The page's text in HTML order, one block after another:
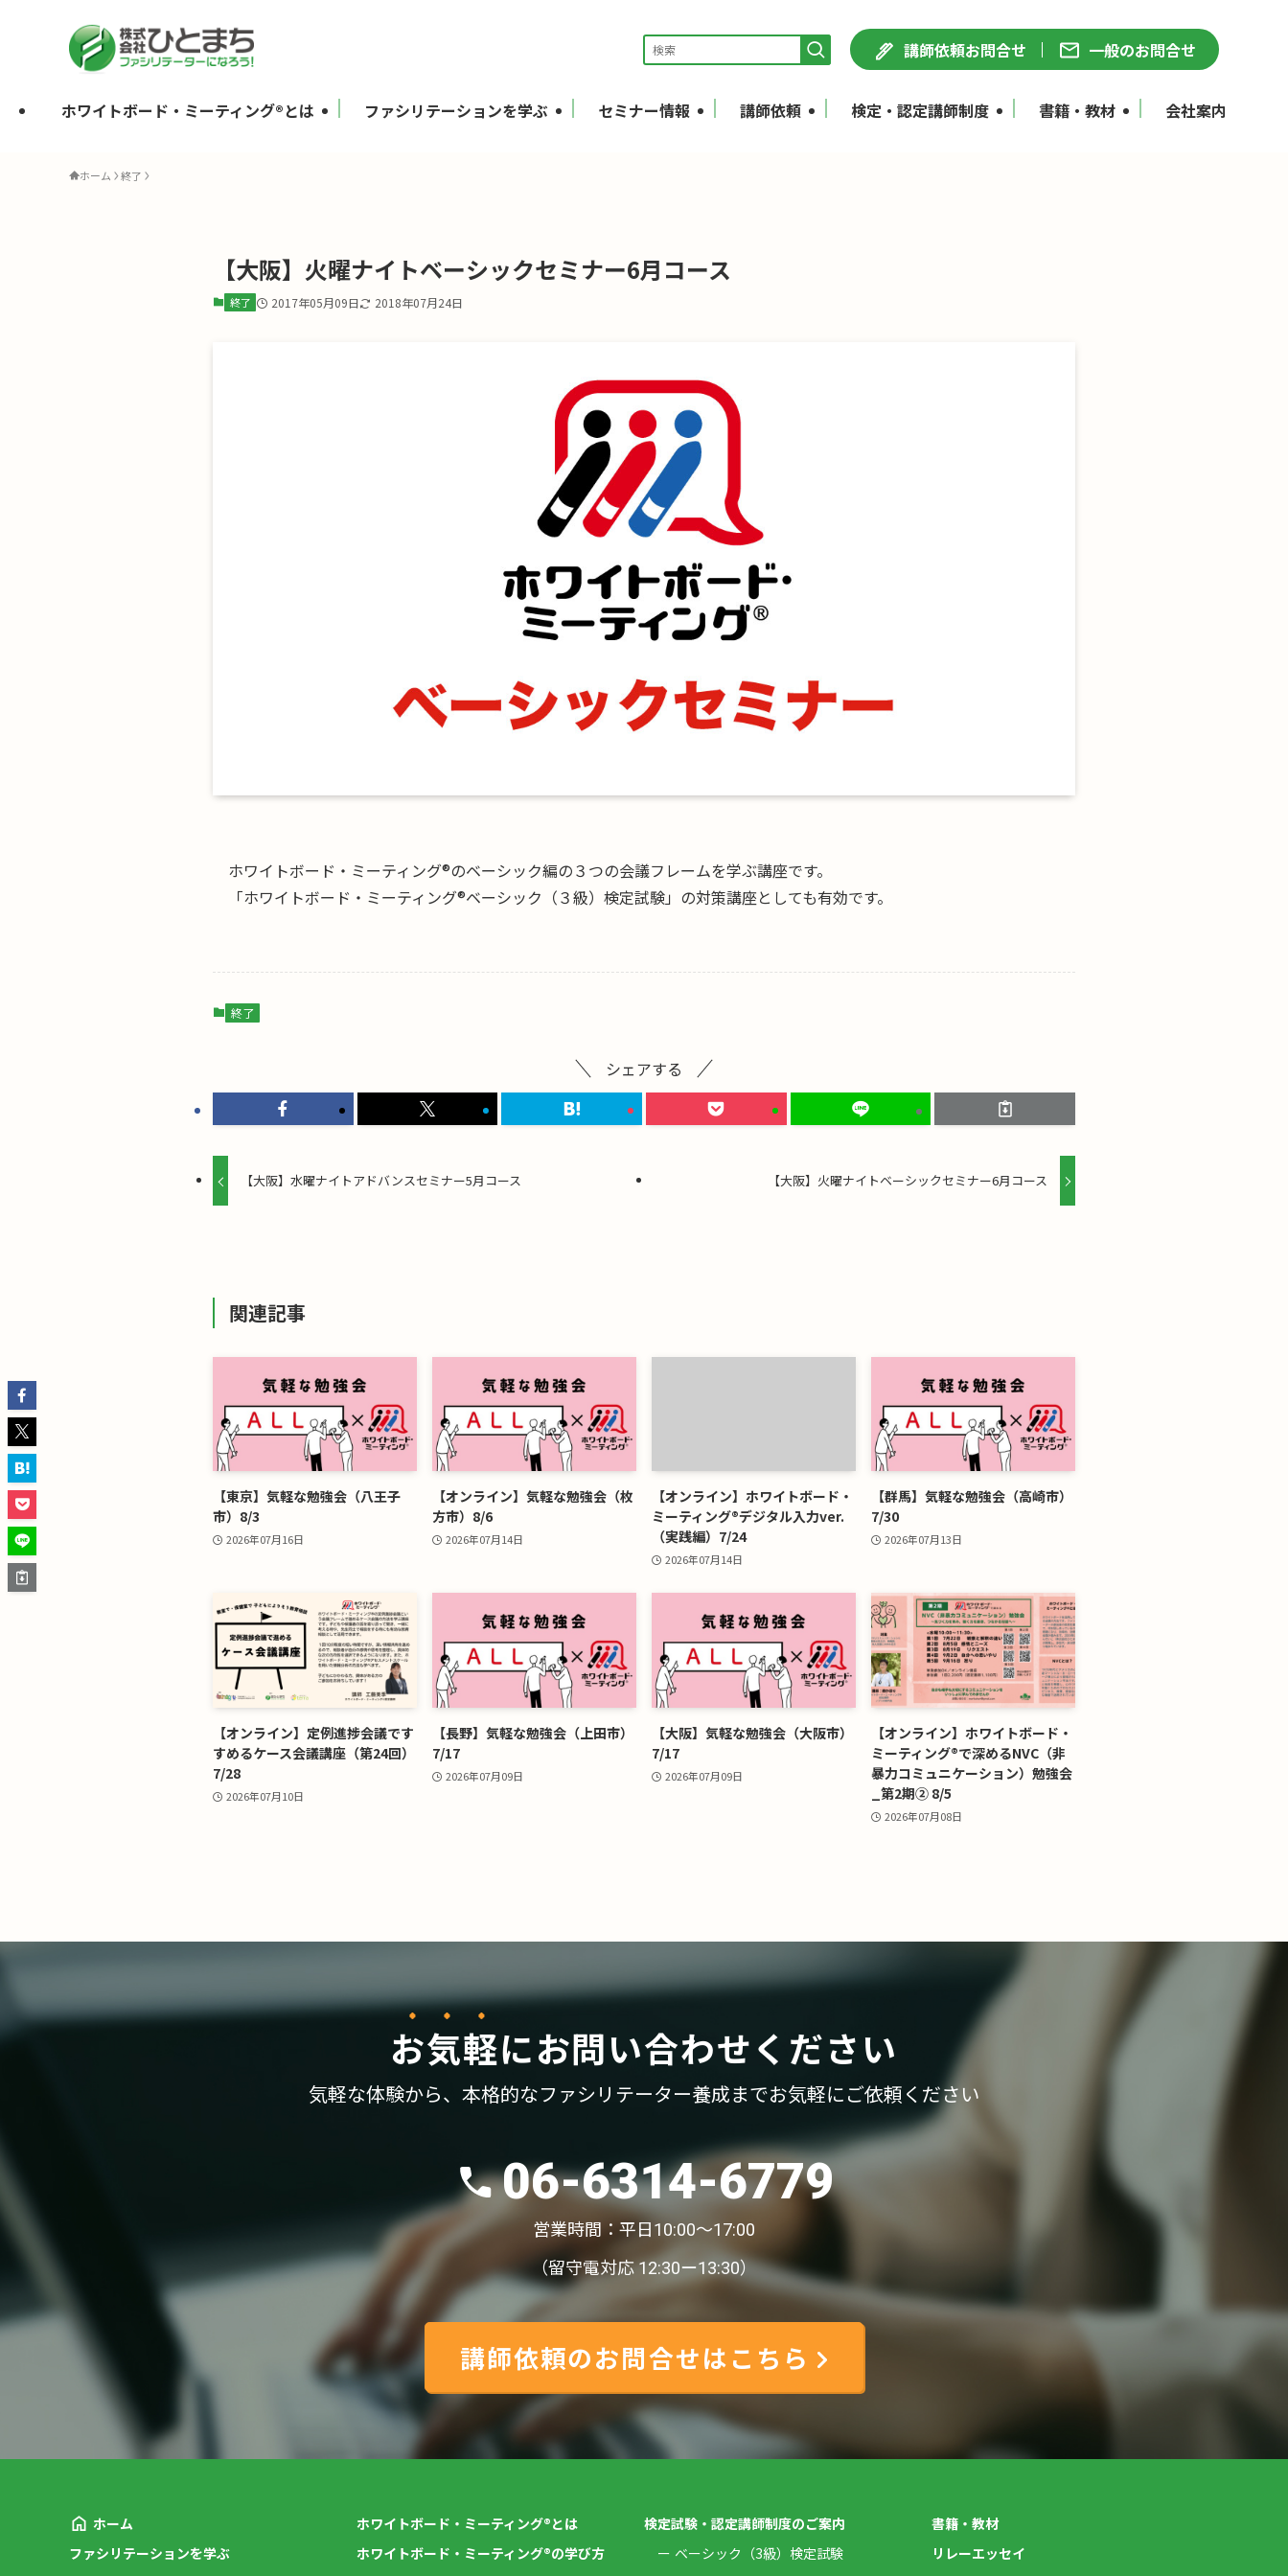
講師依頼お問合せ 一般のお問合せ
ホワイトボード・ミーティング®とは ファシリテーションを学ぶ セミナー情報 講師依頼 検定・認定講師制度 書籍・教材 会社案内
ホーム 終了
【大阪】火曜ナイトベーシックセミナー6月コース
終了 2017年05月09日 2018年07月24日
ホワイトボード・ミーティング®のベーシック編の３つの会議フレームを学ぶ講座です。
「ホワイトボード・ミーティング®ベーシック（３級）検定試験」の対策講座としても有効です。
終了
シェアする
【大阪】水曜ナイトアドバンスセミナー5月コース 【大阪】火曜ナイトベーシックセミナー6月コース
関連記事
【東京】気軽な勉強会（八王子
市）8/3
2026年07月16日
【オンライン】気軽な勉強会（枚
方市）8/6
2026年07月14日
【オンライン】ホワイトボード・
ミーティング®デジタル入力ver.
（実践編）7/24
2026年07月14日
【群馬】気軽な勉強会（高崎市）
7/30
2026年07月13日
【オンライン】定例進捗会議です
すめるケース会議講座（第24回）
7/28
2026年07月10日
【長野】気軽な勉強会（上田市）
7/17
2026年07月09日
【大阪】気軽な勉強会（大阪市）
7/17
2026年07月09日
【オンライン】ホワイトボード・
ミーティング®で深めるNVC（非
暴力コミュニケーション）勉強会
_第2期② 8/5
2026年07月08日
お気軽にお問い合わせください
気軽な体験から、 本格的なファシリテーター養成までお気軽にご依頼ください
06-6314-6779
営業時間：平日10:00〜17:00
（留守電対応 12:30ー13:30）
講師依頼のお問合せはこちら
ホーム
ファシリテーションを学ぶ
ホワイトボード・ミーティング®とは
ホワイトボード・ミーティング®の学び方
検定試験・認定講師制度のご案内
ベーシック（3級）検定試験
書籍・教材
リレーエッセイ